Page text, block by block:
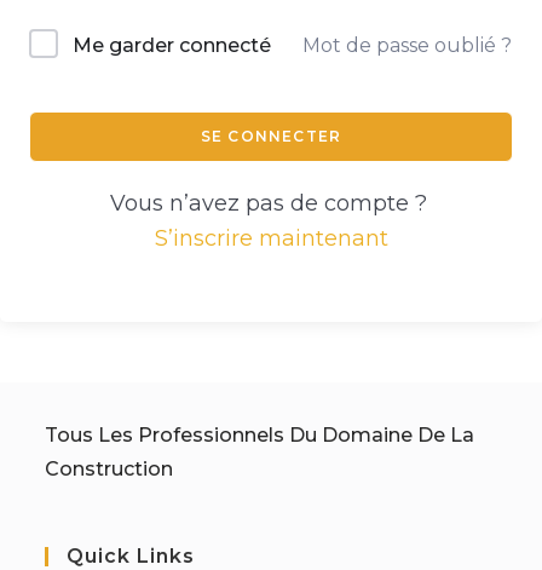
Me garder connecté Mot de passe oublié ?
SE CONNECTER
Vous n’avez pas de compte ?
S’inscrire maintenant
Tous Les Professionnels Du Domaine De La
Construction
Quick Links